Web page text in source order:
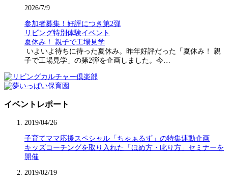
2026/7/9
参加者募集！好評につき第2弾
リビング特別体験イベント
夏休み！ 親子で工場見学
いよいよ待ちに待った夏休み。昨年好評だった「夏休み！ 親
子で工場見学」の第2弾を企画しました。今…
イベントレポート
2019/04/26
子育てママ応援スペシャル「ちゃぁるず」の特集連動企画
キッズコーチングを取り入れた「ほめ方・叱り方」セミナーを
開催
2019/02/19